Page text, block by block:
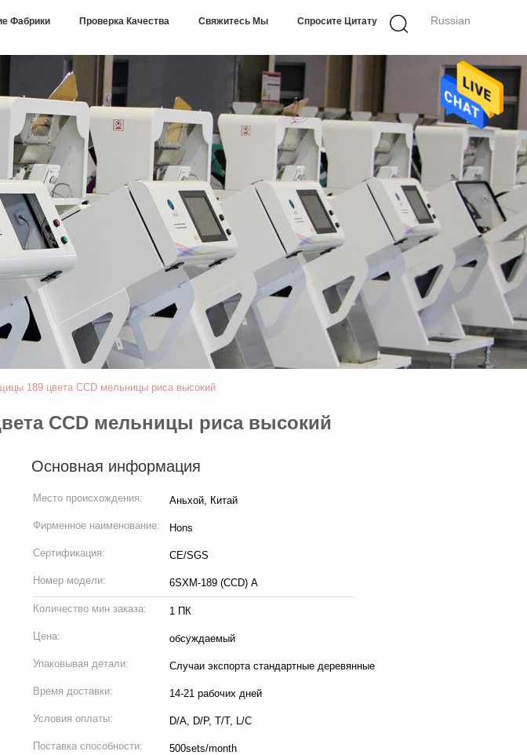
Russian
Фабрики Проверка Качества Свяжитесь Мы Спросите Цитату
189 цвета CCD мельницы риса высокий
CCD мельницы риса высокий
Основная информация
Место происхождения: Аньхой, Китай
Фирменное наименование: Hons
Сертификация: CE/SGS
Номер модели: 6SXM-189 (CCD) A
Количество мин заказа: 1 ПК
Цена: обсуждаемый
Упаковывая детали: Случаи экспорта стандартные деревянные
Время доставки: 14-21 рабочих дней
Условия оплаты: D/A, D/P, T/T, L/C
Поставка способности: 500sets/month